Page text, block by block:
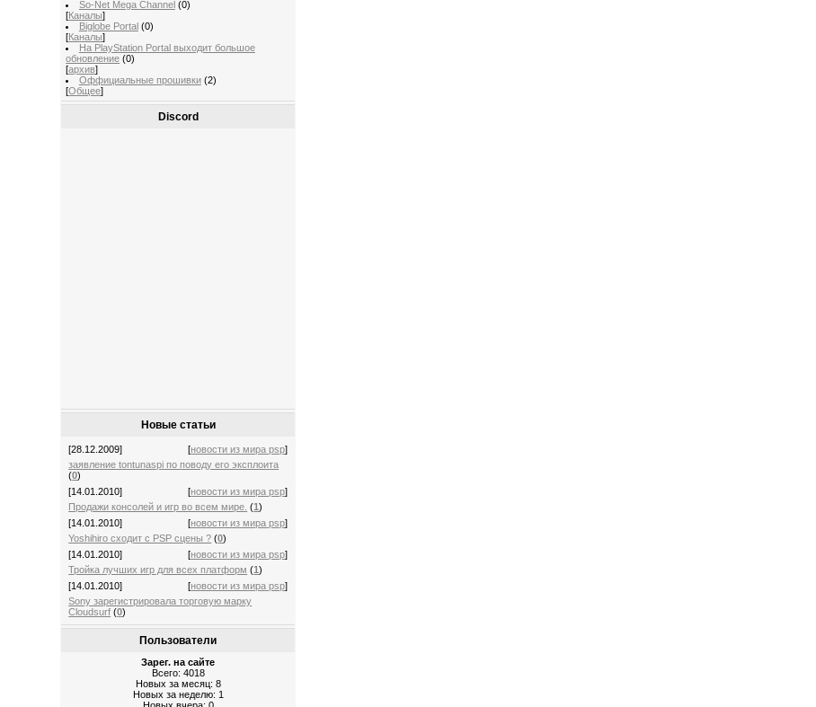
So-Net Mega Channel (0)
[Каналы]
Biglobe Portal (0)
[Каналы]
На PlayStation Portal выходит большое
обновление (0)
[архив]
Оффициальные прошивки (2)
[Общее]
Discord
Новые статьи
[28.12.2009] [новости из мира psp]
заявление tontunaspi по поводу его эксплоита
(0)
[14.01.2010]
[новости из мира psp]
Продажи консолей и игр во всем мире. (1)
[14.01.2010]
[новости из мира psp]
Yoshihiro сходит с PSP сцены ? (0)
[14.01.2010]
[новости из мира psp]
Тройка лучших игр для всех платформ (1)
[14.01.2010]
[новости из мира psp]
Sony зарегистрировала торговую марку
Cloudsurf (0)
Пользователи
Зарег. на сайте
Всего: 4018
Новых за месяц: 8
Новых за неделю: 1